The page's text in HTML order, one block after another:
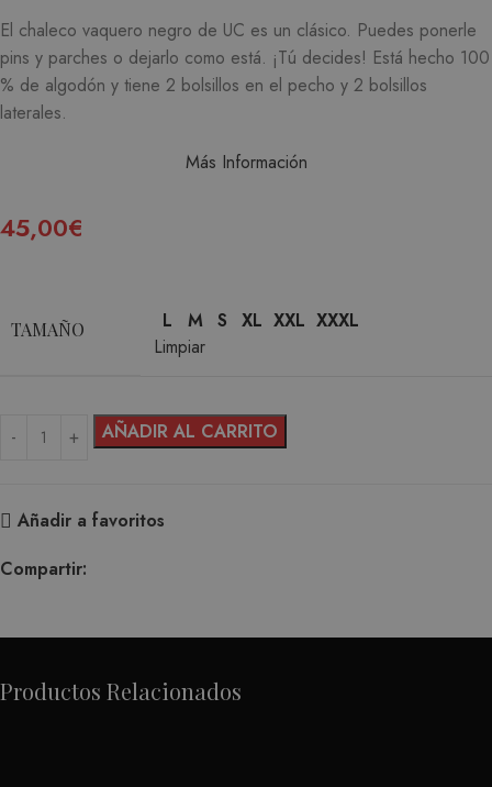
El chaleco vaquero negro de UC es un clásico. Puedes ponerle
pins y parches o dejarlo como está. ¡Tú decides! Está hecho 100
% de algodón y tiene 2 bolsillos en el pecho y 2 bolsillos
laterales.
Más Información
45,00€
TAMAÑO L M S XL XXL XXXL
Limpiar
AÑADIR AL CARRITO
Añadir a favoritos
Compartir:
Productos Relacionados